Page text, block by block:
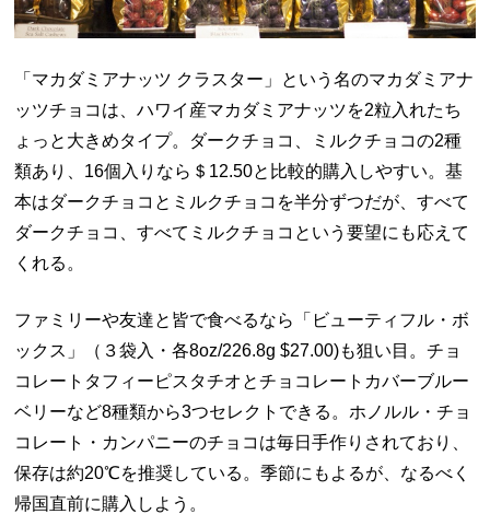
「マカダミアナッツ クラスター」という名のマカダミアナ
ッツチョコは、ハワイ産マカダミアナッツを2粒入れたち
ょっと大きめタイプ。ダークチョコ、ミルクチョコの2種
類あり、16個入りなら＄12.50と比較的購入しやすい。基
本はダークチョコとミルクチョコを半分ずつだが、すべて
ダークチョコ、すべてミルクチョコという要望にも応えて
くれる。
ファミリーや友達と皆で食べるなら「ビューティフル・ボ
ックス」（３袋入・各8oz/226.8g $27.00)も狙い目。チョ
コレートタフィーピスタチオとチョコレートカバーブルー
ベリーなど8種類から3つセレクトできる。ホノルル・チョ
コレート・カンパニーのチョコは毎日手作りされており、
保存は約20℃を推奨している。季節にもよるが、なるべく
帰国直前に購入しよう。